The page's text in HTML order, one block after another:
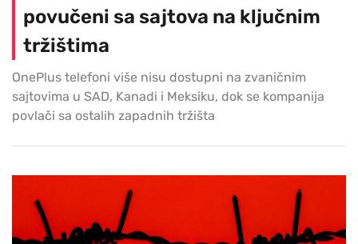
povučeni sa sajtova na ključnim
tržištima
OnePlus telefoni više nisu dostupni na zvaničnim
sajtovima u SAD, Kanadi i Meksiku, dok se kompanija
povlači sa ostalih zapadnih tržišta